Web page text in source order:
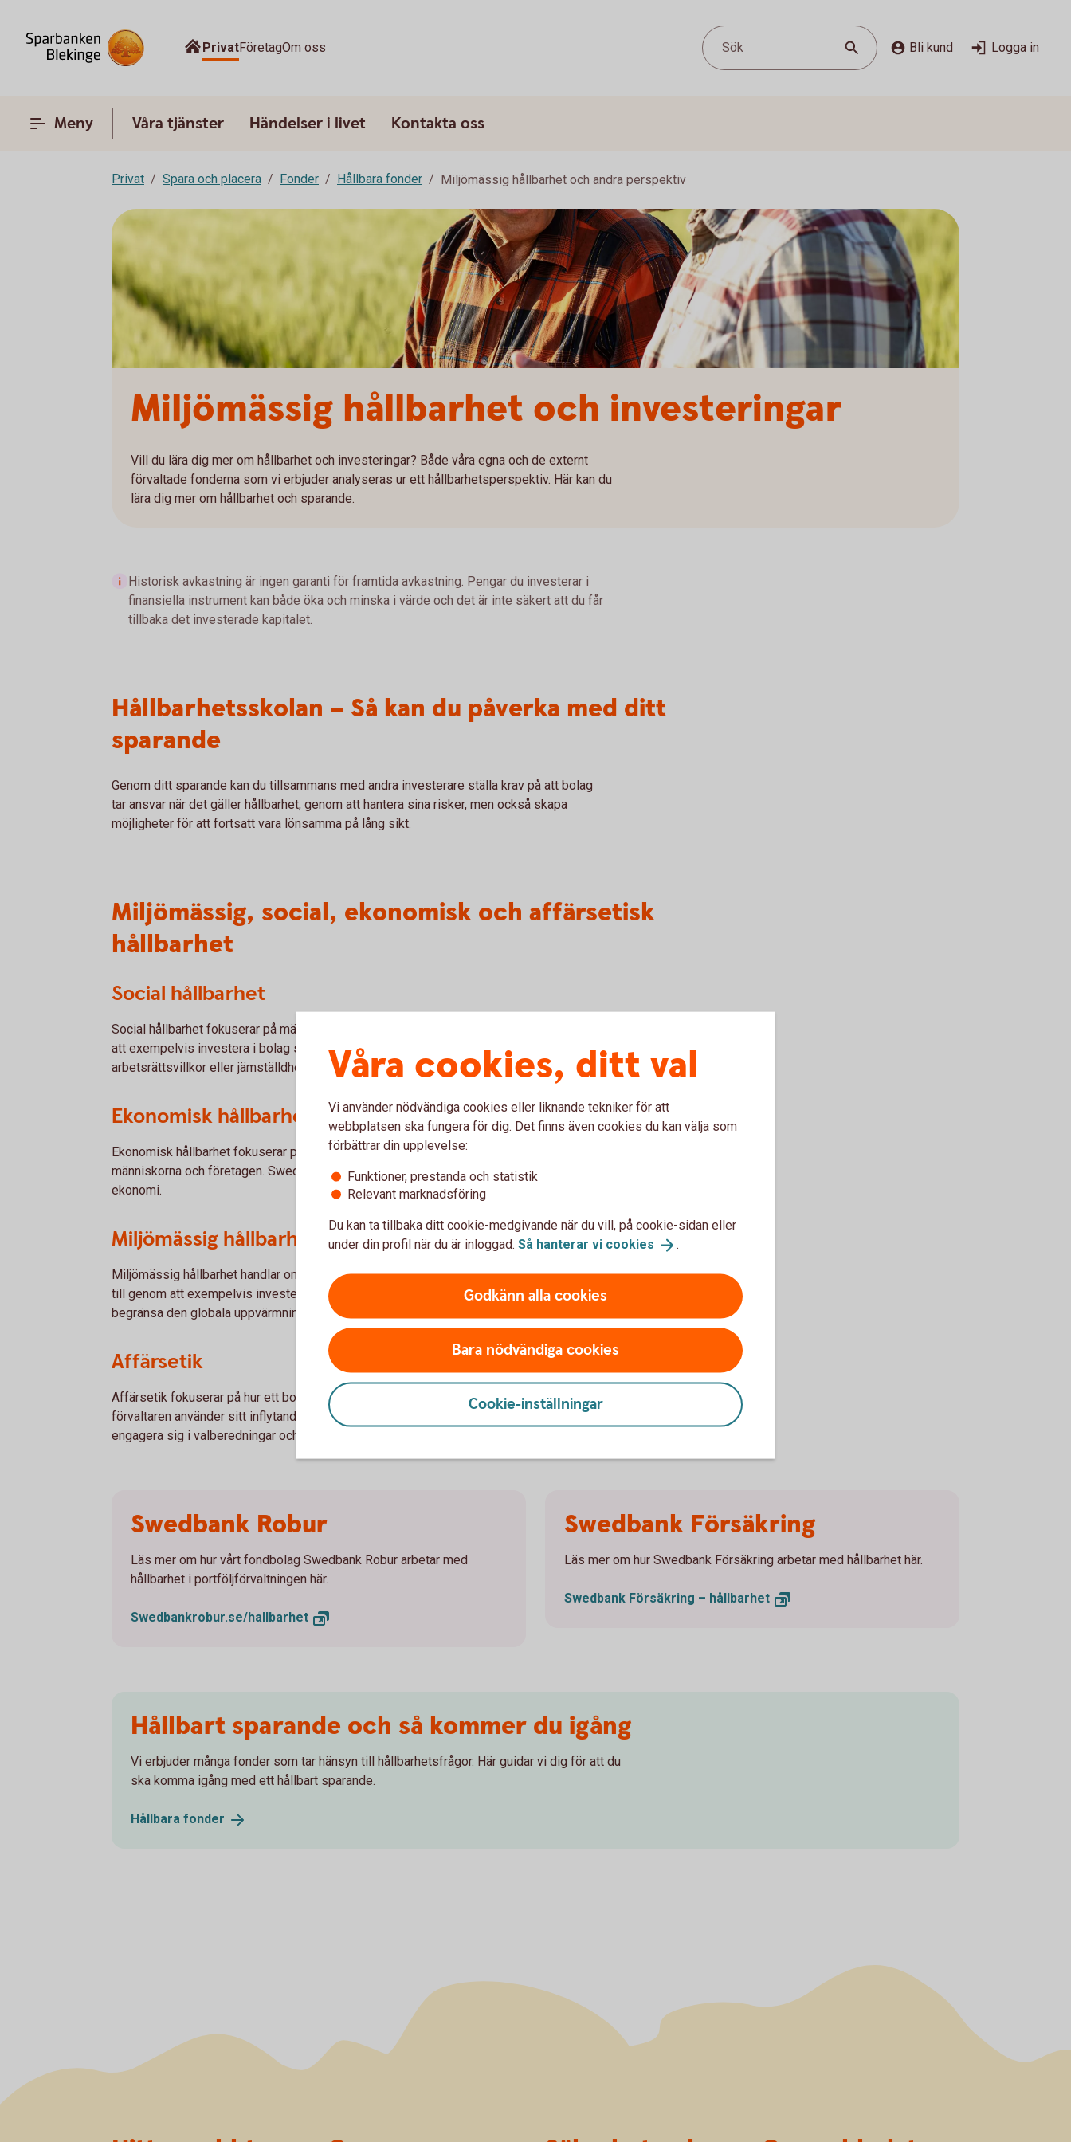
PrivatFöretagOm oss Sök Bli kund Logga in
Meny Våra tjänster Händelser i livet Kontakta oss
Privat Spara och placera Fonder Hållbara fonder Miljömässig hållbarhet och andra perspektiv
Miljömässig hållbarhet och investeringar
Vill du lära dig mer om hållbarhet och investeringar? Både våra egna och de externt
förvaltade fonderna som vi erbjuder analyseras ur ett hållbarhetsperspektiv. Här kan du
lära dig mer om hållbarhet och sparande.
Historisk avkastning är ingen garanti för framtida avkastning. Pengar du investerar i
finansiella instrument kan både öka och minska i värde och det är inte säkert att du får
tillbaka det investerade kapitalet.
Hållbarhetsskolan – Så kan du påverka med ditt
sparande
Genom ditt sparande kan du tillsammans med andra investerare ställa krav på att bolag
tar ansvar när det gäller hållbarhet, genom att hantera sina risker, men också skapa
möjligheter för att fortsatt vara lönsamma på lång sikt.
Miljömässig, social, ekonomisk och affärsetisk
hållbarhet
Social hållbarhet
Social hållbarhet fokuserar på människan och våra rättigheter. Det kan du bidra till genom
att exempelvis investera i bolag som tar hänsyn till mänskliga rättigheter,
arbetsrättsvillkor eller jämställdhet.
Ekonomisk hållbarhet
Ekonomisk hållbarhet fokuserar på att skapa en långsiktigt hållbar ekonomi för de många
människorna och företagen. Swedbank arbetar med att hjälpa kunder till en bättre
ekonomi.
Miljömässig hållbarhet
Miljömässig hållbarhet handlar om att hushålla med planetens resurser. Det kan du bidra
till genom att exempelvis investera i i bolag som tar hänsyn till Parisavtalet för att
begränsa den globala uppvärmningen.
Affärsetik
Affärsetik fokuserar på hur ett bolag ska styras och ledas. Man kan investera i fonder där
förvaltaren använder sitt inflytande för att driva förändring genom att exempelvis
engagera sig i valberedningar och rösta på bolagsstämmor.
Swedbank Robur
Läs mer om hur vårt fondbolag Swedbank Robur arbetar med
hållbarhet i portföljförvaltningen här.
Swedbankrobur.se/hallbarhet
Swedbank Försäkring
Läs mer om hur Swedbank Försäkring arbetar med hållbarhet här.
Swedbank Försäkring – hållbarhet
Hållbart sparande och så kommer du igång
Vi erbjuder många fonder som tar hänsyn till hållbarhetsfrågor. Här guidar vi dig för att du
ska komma igång med ett hållbart sparande.
Hållbara fonder
Våra cookies, ditt val
Vi använder nödvändiga cookies eller liknande tekniker för att
webbplatsen ska fungera för dig. Det finns även cookies du kan välja som
förbättrar din upplevelse:
Funktioner, prestanda och statistik
Relevant marknadsföring
Du kan ta tillbaka ditt cookie-medgivande när du vill, på cookie-sidan eller
under din profil när du är inloggad. Så hanterar vi cookies .
Godkänn alla cookies
Bara nödvändiga cookies
Cookie-inställningar